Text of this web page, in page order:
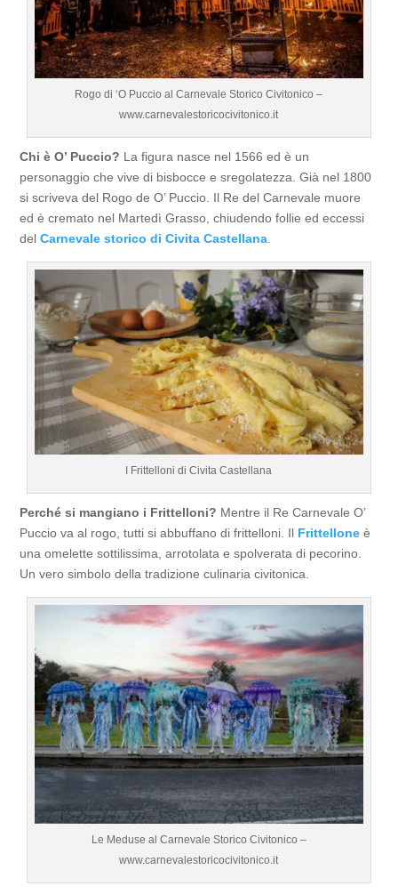
Rogo di ‘O Puccio al Carnevale Storico Civitonico –
www.carnevalestoricocivitonico.it
Chi è O’ Puccio? La figura nasce nel 1566 ed è un
personaggio che vive di bisbocce e sregolatezza. Già nel 1800
si scriveva del Rogo de O’ Puccio. Il Re del Carnevale muore
ed è cremato nel Martedì Grasso, chiudendo follie ed eccessi
delCarnevale storico di Civita Castellana
I Frittelloni di Civita Castellana
Perché si mangiano i Frittelloni? Mentre il Re Carnevale O’
Puccio va al rogo, tutti si abbuffano di frittelloni. Il Frittellone è
una omelette sottilissima, arrotolata e spolverata di pecorino.
Un vero simbolo della tradizione culinaria civitonica.
Le Meduse al Carnevale Storico Civitonico –
www.carnevalestoricocivitonico.it